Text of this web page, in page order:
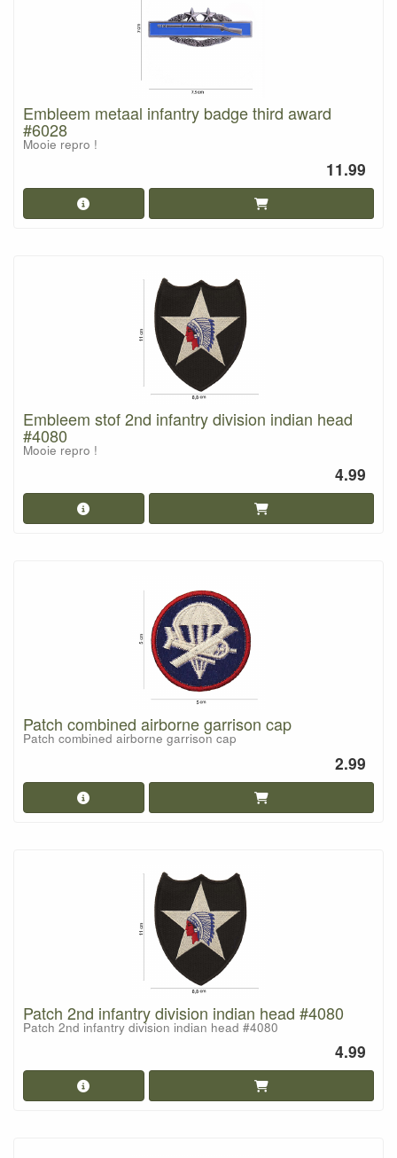
Embleem metaal infantry badge third award
#6028
Mooie repro !
11.99
Embleem stof 2nd infantry division indian head
#4080
Mooie repro !
4.99
Patch combined airborne garrison cap
Patch combined airborne garrison cap
2.99
Patch 2nd infantry division indian head #4080
Patch 2nd infantry division indian head #4080
4.99